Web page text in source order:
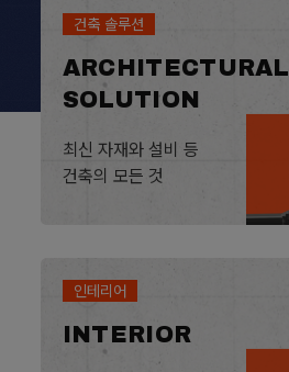
건축 솔루션
ARCHITECTURAL
SOLUTION
최신 자재와 설비 등
건축의 모든 것
인테리어
INTERIOR